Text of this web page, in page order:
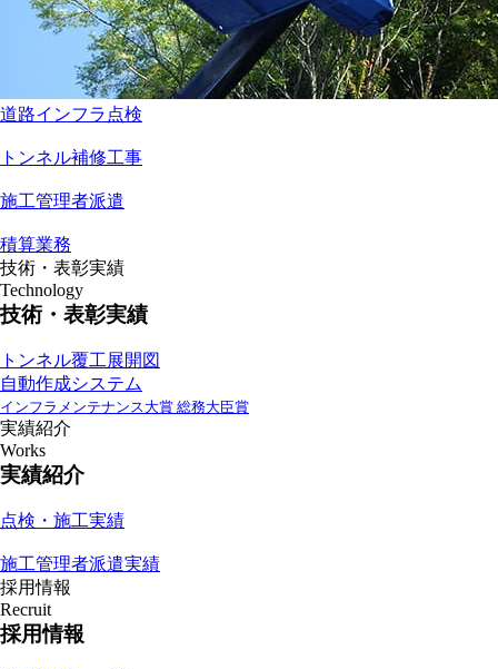
道路インフラ点検
トンネル補修工事
施工管理者派遣
積算業務
技術・表彰実績
Technology
技術・表彰実績
トンネル覆工展開図
自動作成システム
インフラメンテナンス大賞 総務大臣賞
実績紹介
Works
実績紹介
点検・施工実績
施工管理者派遣実績
採用情報
Recruit
採用情報